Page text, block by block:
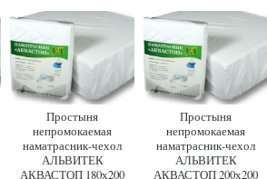
Простыня
непромокаемая
наматрасник-чехол
АЛЬВИТЕК
АКВАСТОП 180х200
Простыня
непромокаемая
наматрасник-чехол
АЛЬВИТЕК
АКВАСТОП 200х200